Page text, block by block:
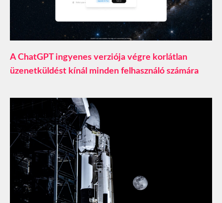
A ChatGPT ingyenes verziója végre korlátlan
üzenetküldést kínál minden felhasználó számára